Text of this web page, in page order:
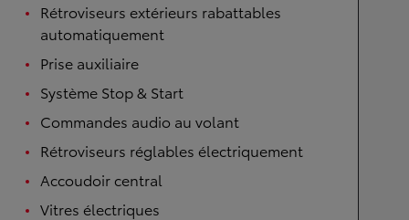
Rétroviseurs extérieurs rabattables
automatiquement
Prise auxiliaire
Système Stop & Start
Commandes audio au volant
Rétroviseurs réglables électriquement
Accoudoir central
Vitres électriques